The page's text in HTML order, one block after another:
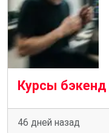
46 дней назад